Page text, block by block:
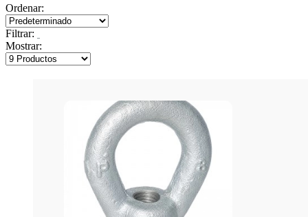
Ordenar:
Filtrar:
Mostrar: